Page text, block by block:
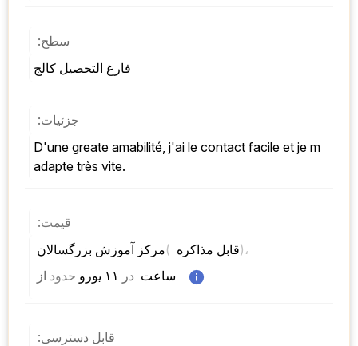
سطح:
فارغ التحصیل کالج
جزئیات:
d'une greate amabilité, j'ai le contact facile et je m
adapte très vite.
قیمت:
مرکز آموزش بزرگسالان ( قابل مذاکره )،
از حدود در ساعت
قابل دسترسی: